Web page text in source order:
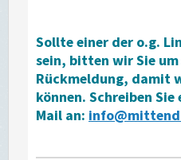
Sollte einer der o.g.
sein, bitten wir Sie
Rückmeldung, damit
können. Schreiben
Mail an: